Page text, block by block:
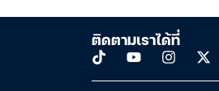
ติดตามเราได้ที่